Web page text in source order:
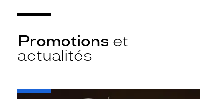
Promotions et
actualités
-